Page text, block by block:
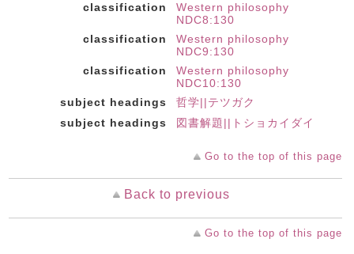
classification
Western philosophy
NDC8:130
classification
Western philosophy
NDC9:130
classification
Western philosophy
NDC10:130
subject headings
哲学||テツガク
subject headings
図書解題||トショカイダイ
Go to the top of this page
Back to previous
Go to the top of this page